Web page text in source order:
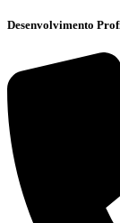
Desenvolvimento